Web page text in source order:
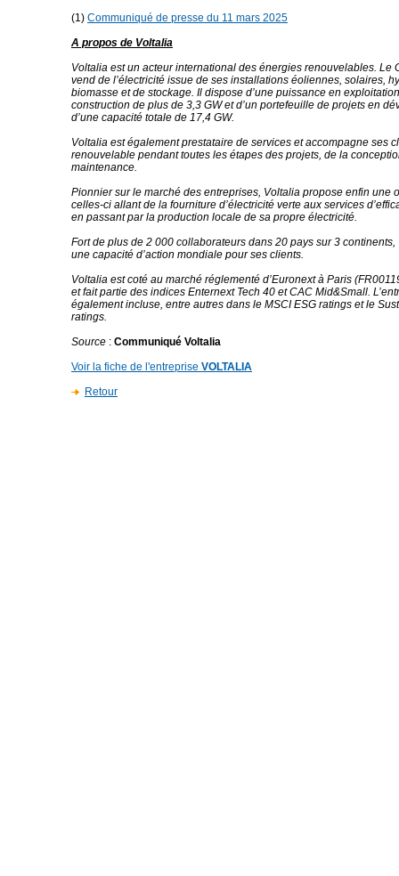
(1) Communiqué de presse du 11 mars 2025
A propos de Voltalia
Voltalia est un acteur international des énergies renouvelables. Le
vend de l’électricité issue de ses installations éoliennes, solaires,
biomasse et de stockage. Il dispose d’une puissance en
construction de plus de 3,3 GW et d’un portefeuille de projets en
d’une capacité totale de 17,4 GW.
Voltalia est également prestataire de services et accompagne ses
renouvelable pendant toutes les étapes des projets, de la
maintenance.
Pionnier sur le marché des entreprises, Voltalia propose enfin une
celles-ci allant de la fourniture d’électricité verte aux services
en passant par la production locale de sa propre électricité.
Fort de plus de 2 000 collaborateurs dans 20 pays sur 3
une capacité d’action mondiale pour ses clients.
Voltalia est coté au marché réglementé d’Euronext à Paris
et fait partie des indices Enternext Tech 40 et CAC Mid&Small.
également incluse, entre autres dans le MSCI ESG ratings et le
ratings.
Source : Communiqué Voltalia
Voir la fiche de l'entreprise VOLTALIA
Retour